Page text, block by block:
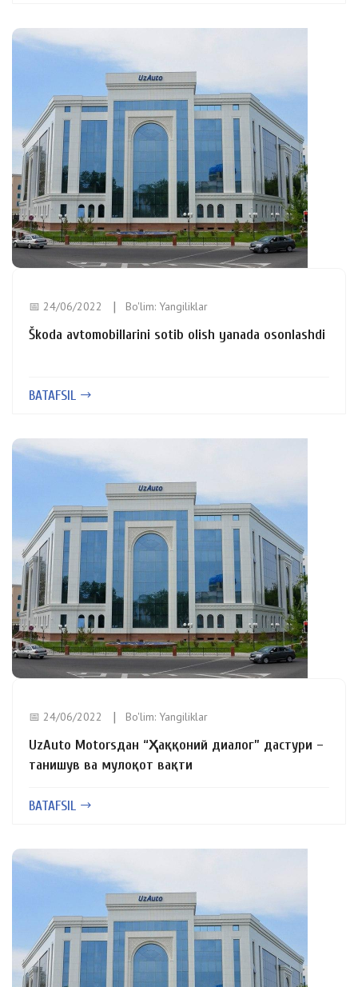
📅 24/06/2022 Bo'lim: Yangiliklar
Škoda avtomobillarini sotib olish yanada osonlashdi
BATAFSIL
📅 24/06/2022 Bo'lim: Yangiliklar
UzAuto Motorsдан “Ҳаққоний диалог” дастури –
танишув ва мулоқот вақти
BATAFSIL